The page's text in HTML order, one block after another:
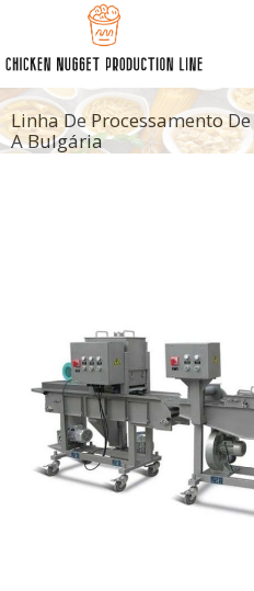
o
conteúdo
Linha De Processamento
A Bulgária